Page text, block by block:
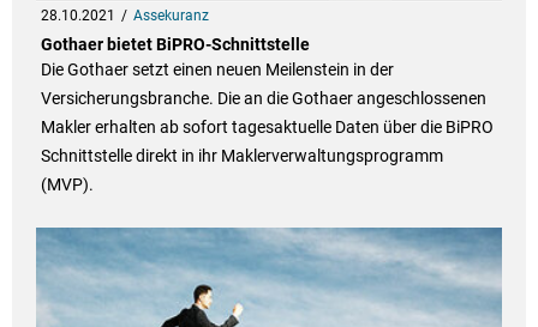
28.10.2021 Assekuranz
Gothaer bietet BiPRO-Schnittstelle
Die Gothaer setzt einen neuen Meilenstein in der
Versicherungsbranche. Die an die Gothaer angeschlossenen
Makler erhalten ab sofort tagesaktuelle Daten über die BiPRO
Schnittstelle direkt in ihr Maklerverwaltungsprogramm
(MVP).